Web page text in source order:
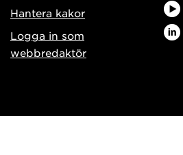
Hantera kakor
Logga in som
webbredaktör